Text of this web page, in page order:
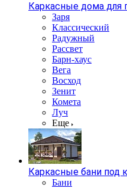
Каркасные дома для
Заря
Классический
Радужный
Рассвет
Барн-хаус
Вега
Восход
Зенит
Комета
Луч
Еще
Каркасные бани под
Бани